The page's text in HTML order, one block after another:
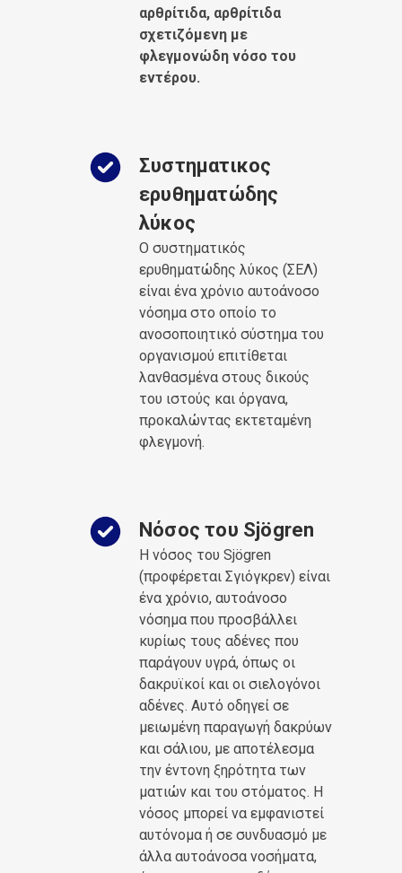
αρθρίτιδα, αρθρίτιδα
σχετιζόμενη με
φλεγμονώδη νόσο του
εντέρου.
Συστηματικος
ερυθηματώδης
λύκος
Ο συστηματικός
ερυθηματώδης λύκος (ΣΕΛ)
είναι ένα χρόνιο αυτοάνοσο
νόσημα στο οποίο το
ανοσοποιητικό σύστημα του
οργανισμού επιτίθεται
λανθασμένα στους δικούς
του ιστούς και όργανα,
προκαλώντας εκτεταμένη
φλεγμονή.
Νόσος του Sjögren
Η νόσος του Sjögren
(προφέρεται Σγιόγκρεν) είναι
ένα χρόνιο, αυτοάνοσο
νόσημα που προσβάλλει
κυρίως τους αδένες που
παράγουν υγρά, όπως οι
δακρυϊκοί και οι σιελογόνοι
αδένες. Αυτό οδηγεί σε
μειωμένη παραγωγή δακρύων
και σάλιου, με αποτέλεσμα
την έντονη ξηρότητα των
ματιών και του στόματος. Η
νόσος μπορεί να εμφανιστεί
αυτόνομα ή σε συνδυασμό με
άλλα αυτοάνοσα νοσήματα,